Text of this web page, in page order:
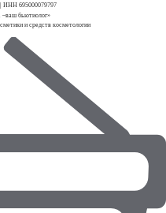
ИНН 695000079797
–ваш бьютиолог»
и средств косметологии